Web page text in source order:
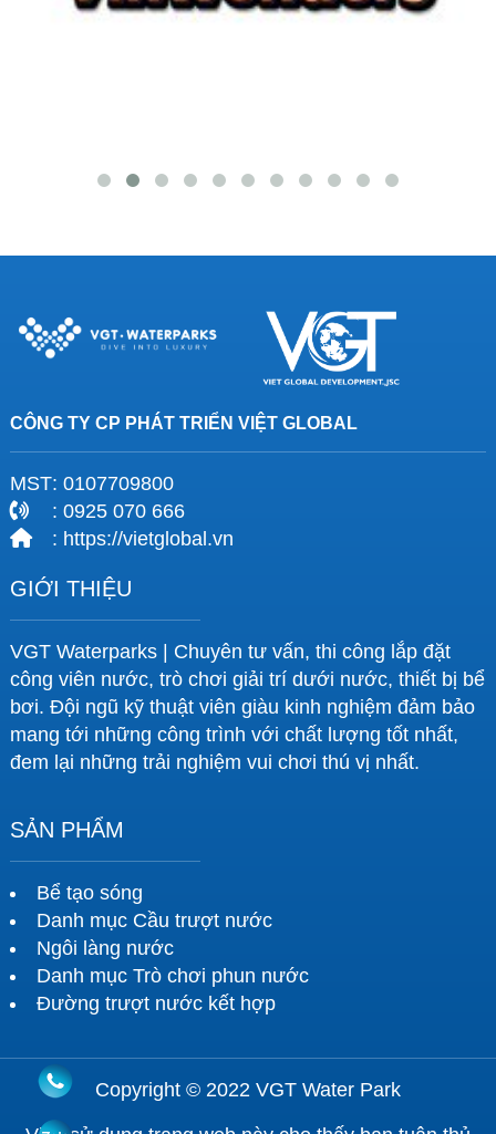
CÔNG TY CP PHÁT TRIỂN VIỆT GLOBAL
MST: 0107709800
: 0925 070 666
: https://vietglobal.vn
GIỚI THIỆU
VGT Waterparks | Chuyên tư vấn, thi công lắp đặt
công viên nước, trò chơi giải trí dưới nước, thiết bị bể
bơi. Đội ngũ kỹ thuật viên giàu kinh nghiệm đảm bảo
mang tới những công trình với chất lượng tốt nhất,
đem lại những trải nghiệm vui chơi thú vị nhất.
SẢN PHẨM
Bể tạo sóng
Danh mục Cầu trượt nước
Ngôi làng nước
Danh mục Trò chơi phun nước
Đường trượt nước kết hợp
Copyright © 2022 VGT Water Park